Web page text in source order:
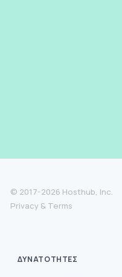
© 2017-2026 Hosthub, Inc.
Privacy & Terms
ΔΥΝΑΤΌΤΗΤΕΣ